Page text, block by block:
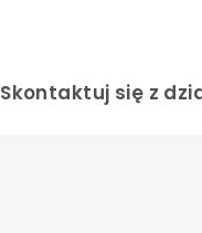
Skontaktuj się z